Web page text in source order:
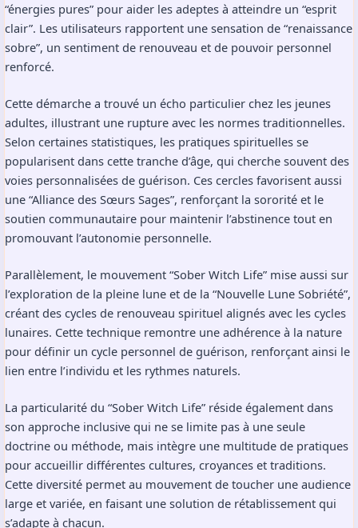
“énergies pures” pour aider les adeptes à atteindre un “esprit
clair”. Les utilisateurs rapportent une sensation de “renaissance
sobre”, un sentiment de renouveau et de pouvoir personnel
renforcé.
Cette démarche a trouvé un écho particulier chez les jeunes
adultes, illustrant une rupture avec les normes traditionnelles.
Selon certaines statistiques, les pratiques spirituelles se
popularisent dans cette tranche d’âge, qui cherche souvent des
voies personnalisées de guérison. Ces cercles favorisent aussi
une “Alliance des Sœurs Sages”, renforçant la sororité et le
soutien communautaire pour maintenir l’abstinence tout en
promouvant l’autonomie personnelle.
Parallèlement, le mouvement “Sober Witch Life” mise aussi sur
l’exploration de la pleine lune et de la “Nouvelle Lune Sobriété”,
créant des cycles de renouveau spirituel alignés avec les cycles
lunaires. Cette technique remontre une adhérence à la nature
pour définir un cycle personnel de guérison, renforçant ainsi le
lien entre l’individu et les rythmes naturels.
La particularité du “Sober Witch Life” réside également dans
son approche inclusive qui ne se limite pas à une seule
doctrine ou méthode, mais intègre une multitude de pratiques
pour accueillir différentes cultures, croyances et traditions.
Cette diversité permet au mouvement de toucher une audience
large et variée, en faisant une solution de rétablissement qui
s’adapte à chacun.